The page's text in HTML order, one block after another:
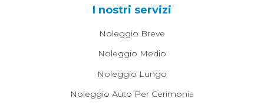
I nostri servizi
Noleggio Breve
Noleggio Medio
Noleggio Lungo
Noleggio Auto Per Cerimonia